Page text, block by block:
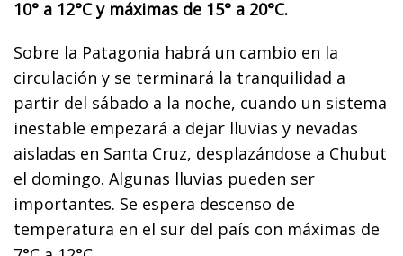
10° a 12°C y máximas de 15° a 20°C.
Sobre la Patagonia habrá un cambio en la
circulación y se terminará la tranquilidad a
partir del sábado a la noche, cuando un sistema
inestable empezará a dejar lluvias y nevadas
aisladas en Santa Cruz, desplazándose a Chubut
el domingo. Algunas lluvias pueden ser
importantes. Se espera descenso de
temperatura en el sur del país con máximas de